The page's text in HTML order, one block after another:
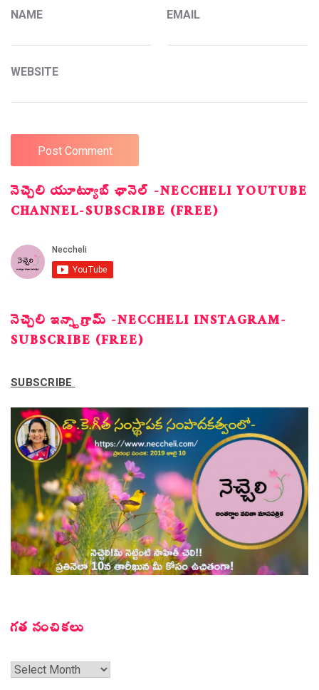
NAME EMAIL
WEBSITE
నెచ్చెలి యూట్యూబ్ ఛానెల్ -NECCHELI YOUTUBE
CHANNEL-SUBSCRIBE (FREE)
నెచ్చెలి ఇన్స్టాగ్రామ్ -NECCHELI INSTAGRAM-
SUBSCRIBE (FREE)
SUBSCRIBE
గత సంచికలు
గత